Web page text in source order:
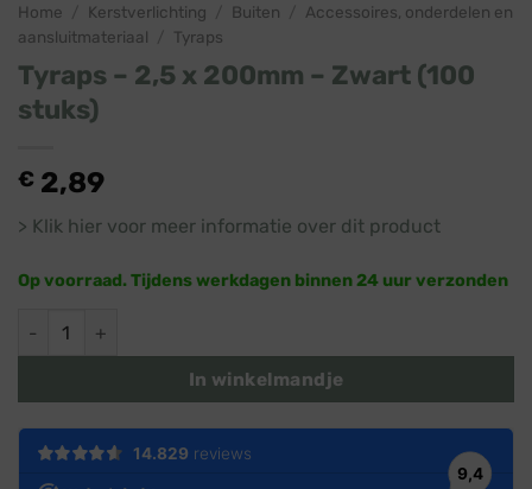
Home Kerstverlichting Buiten
Accessoires, onderdelen en
aansluitmateriaal
Tyraps
Tyraps – 2,5 x 200mm – Zwart (100
stuks)
€ 2,89
> Klik hier voor meer informatie over dit product
Op voorraad. Tijdens werkdagen binnen 24 uur verzonden
In winkelmandje